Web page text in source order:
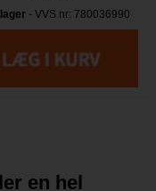
- VVS nr: 780036990
en hel